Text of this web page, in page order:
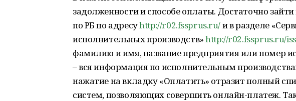
задолженности и способе оплаты. Достаточно
по РБ по адресуhttp://r02.fssprus.ru/и в разделе
исполнительных производств»http://r02.fssprus.ru/
фамилию и имя, название предприятия или номер
– вся информация по исполнительным
нажатие на вкладку «Оплатить» отразит полный
систем, позволяющих совершить онлайн-платеж.